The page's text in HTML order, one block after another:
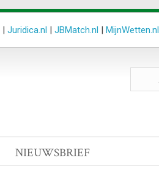
| Juridica.nl | JBMatch.nl | MijnWetten.nl
NIEUWSBRIEF